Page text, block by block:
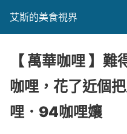
艾斯的美食視界
【 萬華咖哩 】
咖哩，花了近個
哩．94咖哩孃